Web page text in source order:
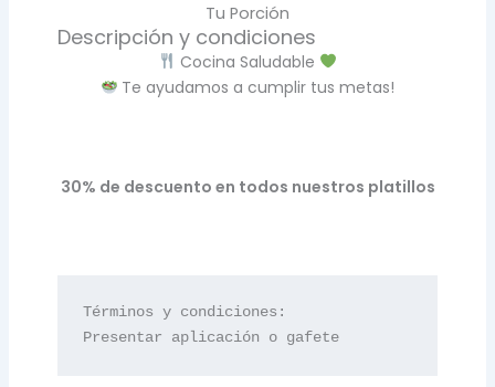
Tu Porción
Descripción y condiciones
Cocina Saludable
Te ayudamos a cumplir tus metas!
30% de descuento en todos nuestros platillos
Términos y condiciones:
Presentar aplicación o gafete